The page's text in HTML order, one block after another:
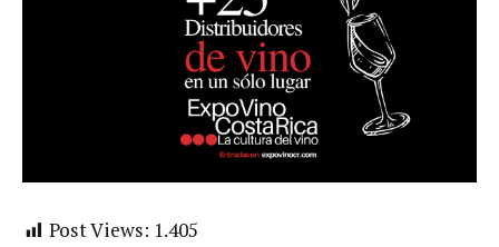
Post Views: 1.405